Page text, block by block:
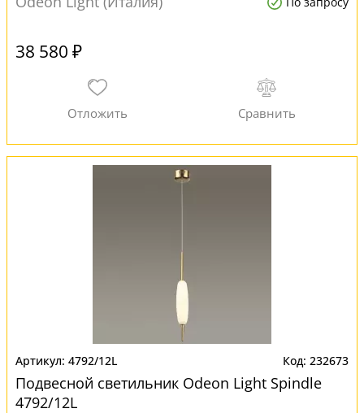
38 580 ₽
4792/12L 232673
Подвесной светильник Odeon Light Spindle
4792/12L